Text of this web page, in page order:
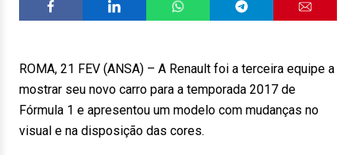
ROMA, 21 FEV (ANSA) – A Renault foi a terceira equipe a
mostrar seu novo carro para a temporada 2017 de
Fórmula 1 e apresentou um modelo com mudanças no
visual e na disposição das cores.